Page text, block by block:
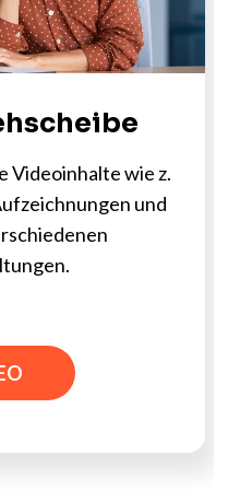
Videoinhalte wie z.
und